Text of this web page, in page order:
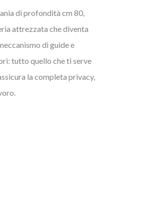
di profondità cm 80,
attrezzata che diventa
di guide e
tutto quello che ti serve
la completa privacy,